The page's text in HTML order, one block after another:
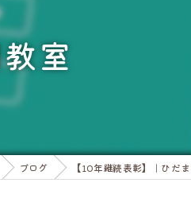
兵庫のパソコン教室
認知症予防
老後の楽しみ
亀岡教室
室
ブログ 【10年継続表彰】｜ひだ